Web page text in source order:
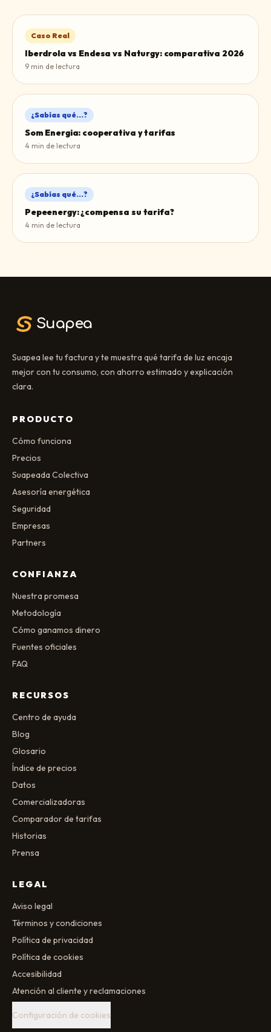
Caso Real
Iberdrola vs Endesa vs Naturgy: comparativa 2026
9 min de lectura
¿Sabías qué...?
Som Energia: cooperativa y tarifas
4 min de lectura
¿Sabías qué...?
Pepeenergy: ¿compensa su tarifa?
4 min de lectura
Suapea
Suapea lee tu factura y te muestra qué tarifa de luz encaja
mejor con tu consumo, con ahorro estimado y explicación
clara.
PRODUCTO
Cómo funciona
Precios
Suapeada Colectiva
Asesoría energética
Seguridad
Empresas
Partners
CONFIANZA
Nuestra promesa
Metodología
Cómo ganamos dinero
Fuentes oficiales
FAQ
RECURSOS
Centro de ayuda
Blog
Glosario
Índice de precios
Datos
Comercializadoras
Comparador de tarifas
Historias
Prensa
LEGAL
Aviso legal
Términos y condiciones
Política de privacidad
Política de cookies
Accesibilidad
Atención al cliente y reclamaciones
Configuración de cookies